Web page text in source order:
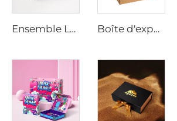
Ensemble Luxueux d'Emballage sur Mesure avec Logo Imprimé Bouteille de Soins des Ongles Gel Papier Magnétique Cadeau avec Fenêtre pour Vernis à Ongles et Huile Boîte d'expédition en carton avec logo personnalisé pour chaussettes, bande à glissière, fermeture automatique avec bande adhésive déchirable, pour envois commerciaux